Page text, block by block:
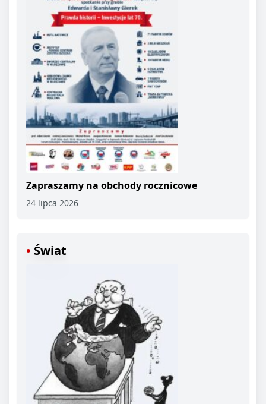
Zapraszamy na obchody rocznicowe
24 lipca 2026
Świat